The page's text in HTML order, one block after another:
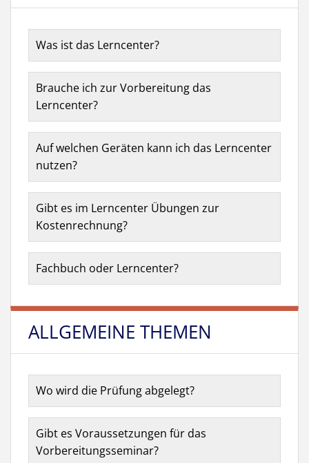
Was ist das Lerncenter?
Brauche ich zur Vorbereitung das
Lerncenter?
Auf welchen Geräten kann ich das Lerncenter
nutzen?
Gibt es im Lerncenter Übungen zur
Kostenrechnung?
Fachbuch oder Lerncenter?
ALLGEMEINE THEMEN
Wo wird die Prüfung abgelegt?
Gibt es Voraussetzungen für das
Vorbereitungsseminar?